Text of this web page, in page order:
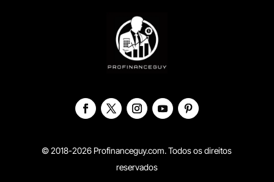
© 2018-2026 Profinanceguy.com. Todos os direitos
reservados